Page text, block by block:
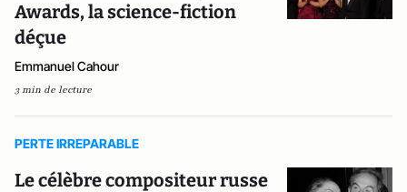
Awards, la science-fiction
déçue
Emmanuel Cahour
3 min de lecture
PERTE IRREPARABLE
Le célèbre compositeur russe